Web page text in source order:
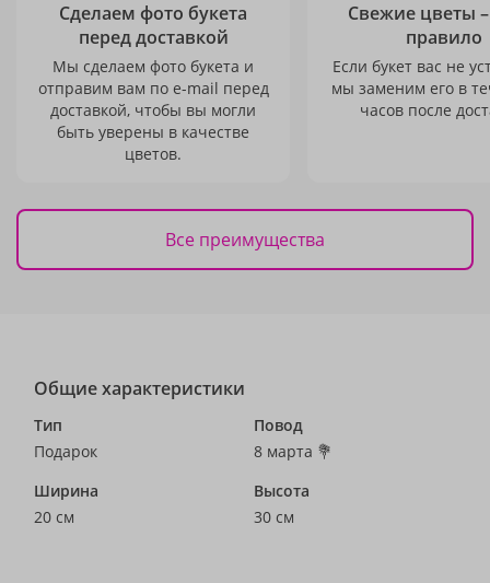
Сделаем фото букета
перед доставкой
Мы сделаем фото букета и
отправим вам по e-mail перед
доставкой, чтобы вы могли
быть уверены в качестве
цветов.
Свежие цветы
правило
Если букет вас не
мы заменим его в
часов после
Все преимущества
Общие характеристики
Тип
Подарок
Повод
8 марта 💐
Ширина
20 см
Высота
30 см